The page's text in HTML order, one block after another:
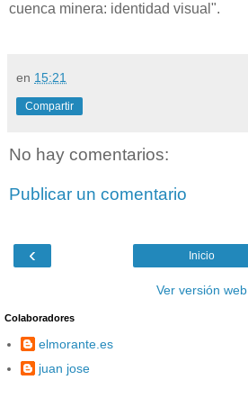
cuenca minera: identidad visual".
en 15:21
Compartir
No hay comentarios:
Publicar un comentario
‹ Inicio
Ver versión web
Colaboradores
elmorante.es
juan jose